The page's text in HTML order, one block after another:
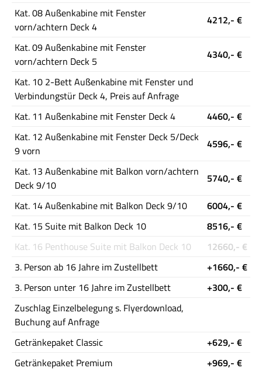
Kat. 08 Außenkabine mit Fenster
vorn/achtern Deck 4
4212,- €
Kat. 09 Außenkabine mit Fenster
vorn/achtern Deck 5
4340,- €
Kat. 10 2-Bett Außenkabine mit Fenster und
Verbindungstür Deck 4, Preis auf Anfrage
Kat. 11 Außenkabine mit Fenster Deck 4
4460,- €
Kat. 12 Außenkabine mit Fenster Deck 5/Deck
9 vorn
4596,- €
Kat. 13 Außenkabine mit Balkon vorn/achtern
Deck 9/10
5740,- €
Kat. 14 Außenkabine mit Balkon Deck 9/10
6004,- €
Kat. 15 Suite mit Balkon Deck 10
8516,- €
Kat. 16 Penthouse Suite mit Balkon Deck 10
12660,- €
3. Person ab 16 Jahre im Zustellbett
+1660,- €
3. Person unter 16 Jahre im Zustellbett
+300,- €
Zuschlag Einzelbelegung s. Flyerdownload,
Buchung auf Anfrage
Getränkepaket Classic
+629,- €
Getränkepaket Premium
+969,- €